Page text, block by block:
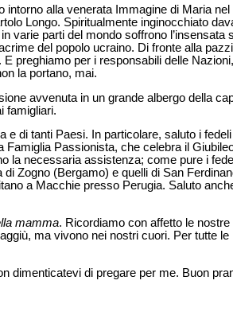
intorno alla venerata Immagine di Maria
Longo. Spiritualmente inginocchiato
varie parti del mondo soffrono l’insensata
del popolo ucraino. Di fronte alla
preghiamo per i responsabili delle
la portano, mai.
avvenuta in un grande albergo della
famigliari.
e di tanti Paesi. In particolare, saluto i
Passionista, che celebra il
la necessaria assistenza; come pure i
Zogno (Bergamo) e quelli di San
a Macchie presso Perugia. Saluto
mamma. Ricordiamo con affetto le
ma vivono nei nostri cuori. Per tutte
dimenticatevi di pregare per me. Buon